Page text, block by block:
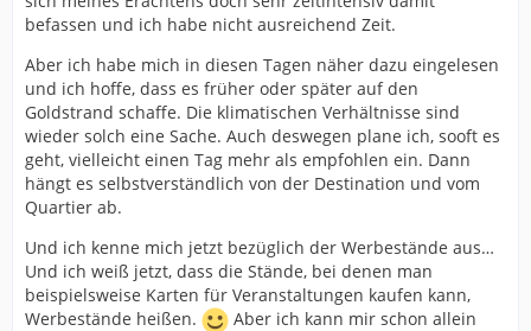
befassen und ich habe nicht ausreichend Zeit.
Aber ich habe mich in diesen Tagen näher dazu eingelesen
und ich hoffe, dass es früher oder später auf den
Goldstrand schaffe. Die klimatischen Verhältnisse sind
wieder solch eine Sache. Auch deswegen plane ich, sooft es
geht, vielleicht einen Tag mehr als empfohlen ein. Dann
hängt es selbstverständlich von der Destination und vom
Quartier ab.
Und ich kenne mich jetzt bezüglich der Werbestände aus…
Und ich weiß jetzt, dass die Stände, bei denen man
beispielsweise Karten für Veranstaltungen kaufen kann,
Werbestände heißen.
Aber ich kann mir schon allein